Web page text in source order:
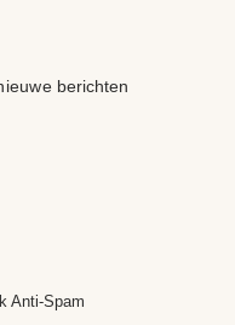
berichten
Anti-Spam